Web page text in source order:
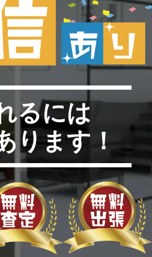
るには
ります！